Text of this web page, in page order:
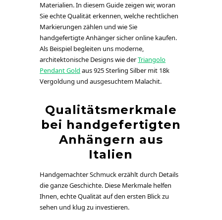
Materialien. In diesem Guide zeigen wir, woran
Sie echte Qualität erkennen, welche rechtlichen
Markierungen zählen und wie Sie
handgefertigte Anhänger sicher online kaufen.
Als Beispiel begleiten uns moderne,
architektonische Designs wie derTriangolo
Pendant Gold aus 925 Sterling Silber mit 18k
Vergoldung und ausgesuchtem Malachit.
Qualitätsmerkmale
bei handgefertigten
Anhängern aus
Italien
Handgemachter Schmuck erzählt durch Details
die ganze Geschichte. Diese Merkmale helfen
Ihnen, echte Qualität auf den ersten Blick zu
sehen und klug zu investieren.